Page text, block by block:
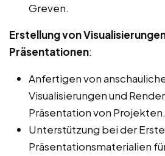
Greven.
Erstellung von
Präsentationen:
Anfertigen von
Visualisierungen und
Präsentation von Projekten.
Unterstützung bei der
Präsentationsmaterialien